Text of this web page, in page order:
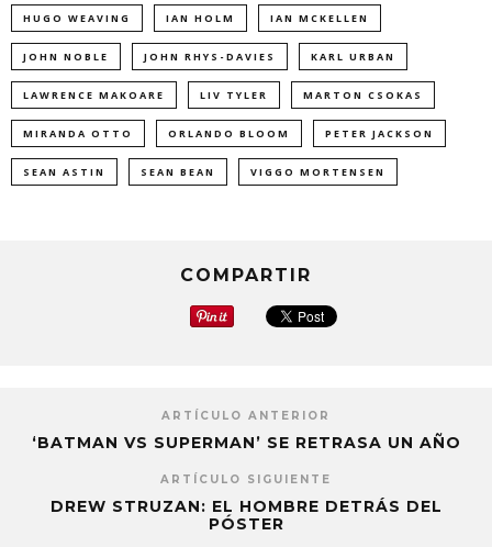
HUGO WEAVING IAN HOLM IAN MCKELLEN
JOHN NOBLE JOHN RHYS-DAVIES KARL URBAN
LAWRENCE MAKOARE LIV TYLER MARTON CSOKAS
MIRANDA OTTO ORLANDO BLOOM PETER JACKSON
SEAN ASTIN SEAN BEAN VIGGO MORTENSEN
COMPARTIR
ARTÍCULO ANTERIOR
‘BATMAN VS SUPERMAN’ SE RETRASA UN AÑO
ARTÍCULO SIGUIENTE
DREW STRUZAN: EL HOMBRE DETRÁS DEL
PÓSTER